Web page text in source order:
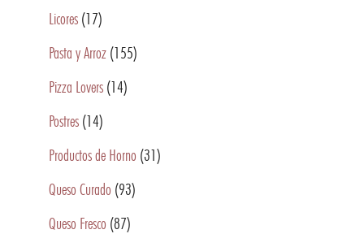
Licores (17)
Pasta y Arroz (155)
Pizza Lovers (14)
Postres (14)
Productos de Horno (31)
Queso Curado (93)
Queso Fresco (87)